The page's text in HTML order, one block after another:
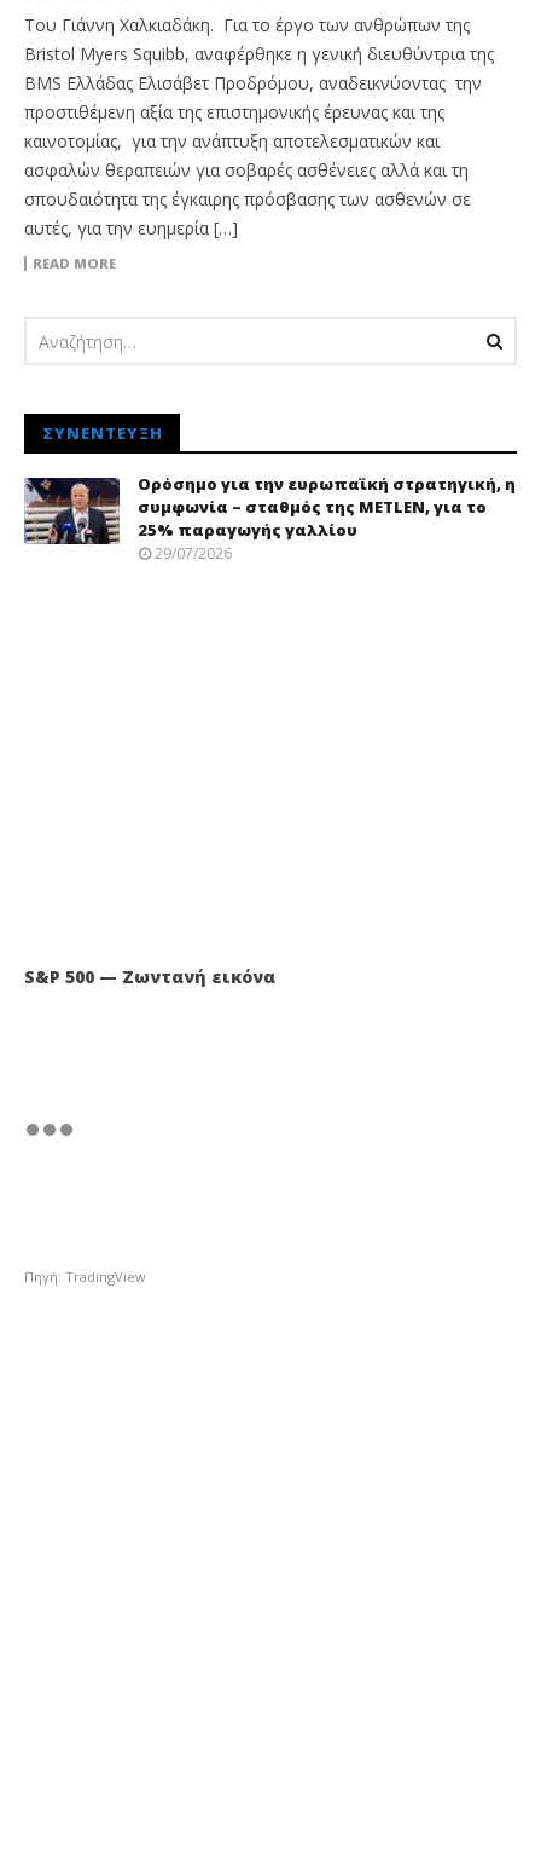
Του Γιάννη Χαλκιαδάκη. Για το έργο των ανθρώπων της
Bristol Myers Squibb, αναφέρθηκε η γενική διευθύντρια της
BMS Ελλάδας Ελισάβετ Προδρόμου, αναδεικνύοντας την
προστιθέμενη αξία της επιστημονικής έρευνας και της
καινοτομίας, για την ανάπτυξη αποτελεσματικών και
ασφαλών θεραπειών για σοβαρές ασθένειες αλλά και τη
σπουδαιότητα της έγκαιρης πρόσβασης των ασθενών σε
αυτές, για την ευημερία […]
READ MORE
ΣΥΝΈΝΤΕΥΞΗ
Ορόσημο για την ευρωπαϊκή στρατηγική, η
συμφωνία – σταθμός της METLEN, για το
25% παραγωγής γαλλίου
29/07/2026
S&P 500 — Ζωντανή εικόνα
Πηγή: TradingView